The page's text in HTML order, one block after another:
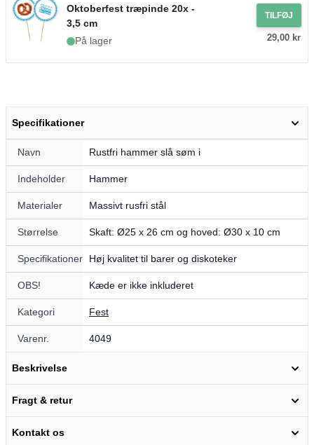
Oktoberfest træpinde 20x -
3,5 cm
På lager
TILFØJ
29,00 kr
Specifikationer
Navn Rustfri hammer slå søm i
Indeholder Hammer
Materialer Massivt rusfri stål
Størrelse Skaft: Ø25 x 26 cm og hoved: Ø30 x 10 cm
Specifikationer Høj kvalitet til barer og diskoteker
OBS! Kæde er ikke inkluderet
Kategori Fest
Varenr. 4049
Beskrivelse
Fragt & retur
Kontakt os